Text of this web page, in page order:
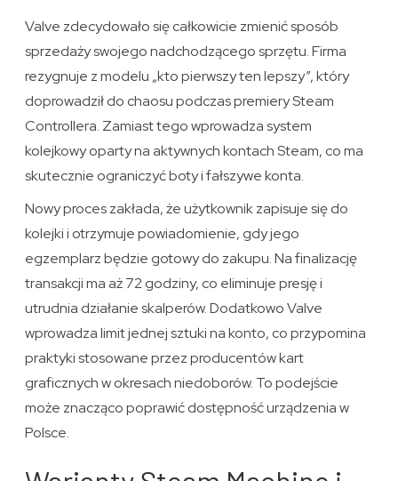
Valve zdecydowało się całkowicie zmienić sposób
sprzedaży swojego nadchodzącego sprzętu. Firma
rezygnuje z modelu „kto pierwszy ten lepszy”, który
doprowadził do chaosu podczas premiery Steam
Controllera. Zamiast tego wprowadza system
kolejkowy oparty na aktywnych kontach Steam, co ma
skutecznie ograniczyć boty i fałszywe konta.
Nowy proces zakłada, że użytkownik zapisuje się do
kolejki i otrzymuje powiadomienie, gdy jego
egzemplarz będzie gotowy do zakupu. Na finalizację
transakcji ma aż 72 godziny, co eliminuje presję i
utrudnia działanie skalperów. Dodatkowo Valve
wprowadza limit jednej sztuki na konto, co przypomina
praktyki stosowane przez producentów kart
graficznych w okresach niedoborów. To podejście
może znacząco poprawić dostępność urządzenia w
Polsce.